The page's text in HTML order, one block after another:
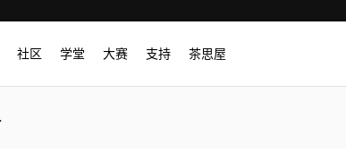
社区 学堂 大赛 支持 茶思屋